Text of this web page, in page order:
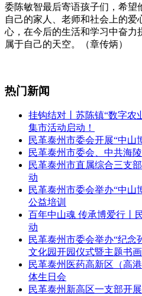
委陈敏智最后寄语孩子们，希望
自己的家人、老师和社会上的爱
心，在今后的生活和学习中奋力
属于自己的天空。（章传炳）
热门新闻
挂钩结对丨苏陈镇“数字农
集市活动启动！
民革泰州市委会开展“中山
民革泰州市委会、中共海
民革泰州市直属综合三支
动
民革泰州市委会举办“中
公益培训
百年中山魂 传承博爱行丨
动
民革泰州市委会举办“纪念
文化园开园仪式暨主题书
民革泰州医药高新区（高
体生日会
民革泰州新高区一支部开